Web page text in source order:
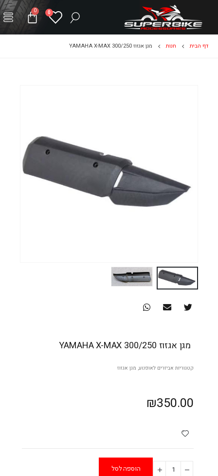
0
0
דף הבית חנות מגן אגזוז YAMAHA X-MAX 300/250
מגן אגזוז YAMAHA X-MAX 300/250
קטגוריות אביזרים לאופנוע, מגן אגזוז
₪350.00
הוספה לסל